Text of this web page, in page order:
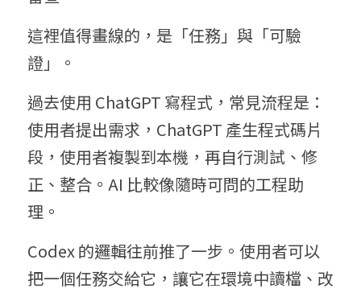
這裡值得畫線的，是「任務」與「可驗
證」。
過去使用 ChatGPT 寫程式，常見流程是：
使用者提出需求，ChatGPT 產生程式碼片
段，使用者複製到本機，再自行測試、修
正、整合。AI 比較像隨時可問的工程助
理。
Codex 的邏輯往前推了一步。使用者可以
把一個任務交給它，讓它在環境中讀檔、改